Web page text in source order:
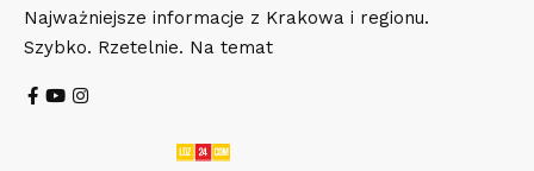
Najważniejsze informacje z Krakowa i regionu.
Szybko. Rzetelnie. Na temat